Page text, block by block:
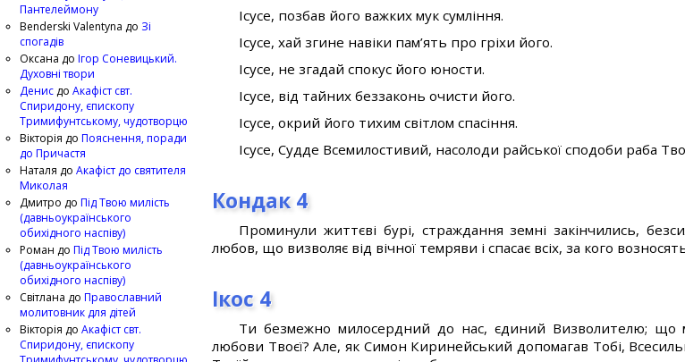
Ісусе, позбав його важких мук сумління.
Ісусе, хай згине навіки пам’ять про гріхи його.
Ісусе, не згадай спокус його юности.
Ісусе, від тайних беззаконь очисти його.
Ісусе, окрий його тихим світлом спасіння.
Ісусе, Судде Всемилостивий, насолоди райської сподоби раба
Кондак 4
Проминули життєві бурі, страждання земні закінчились,
любов, що визволяє від вічної темряви і спасає всіх, за кого
Ікос 4
Ти безмежно милосердний до нас, єдиний Визволителю; що
любови Твоєї? Але, як Симон Киринейський допомагав Тобі,
Пантелеймону
Benderski Valentyna до Зі
спогадів
Оксана до Ігор Соневицький.
Духовні твори
Денис до Акафіст свт.
Спиридону, єпископу
Тримифунтському, чудотворцю
Вікторія до Пояснення, поради
до Причастя
Наталя до Акафіст до святителя
Миколая
Дмитро до Під Твою милість
(давньоукраїнського
обихідного наспіву)
Роман до Під Твою милість
(давньоукраїнського
обихідного наспіву)
Світлана до Православний
молитовник для дітей
Вікторія до Акафіст свт.
Спиридону, єпископу